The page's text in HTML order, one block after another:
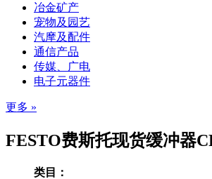
冶金矿产
宠物及园艺
汽摩及配件
通信产品
传媒、广电
电子元器件
更多 »
FESTO费斯托现货缓冲器
类目：